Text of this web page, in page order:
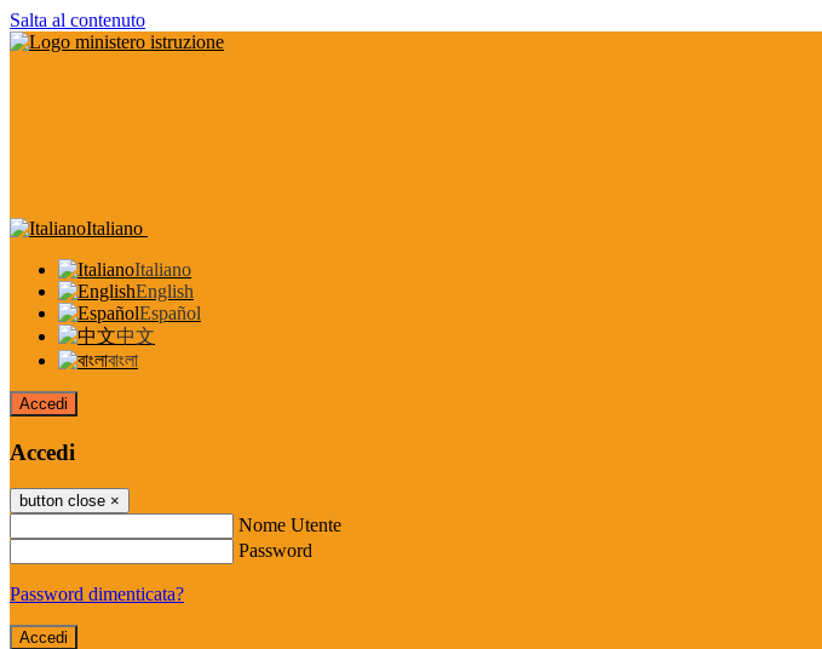
Salta al contenuto
Italiano
Italiano
English
Español
中文
বাংলা
Accedi
Accedi
button close ×
Nome Utente
Password
Password dimenticata?